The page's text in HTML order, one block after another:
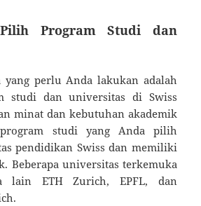
Program Studi dan
yang perlu Anda lakukan adalah
studi dan universitas di Swiss
minat dan kebutuhan akademik
studi yang Anda pilih
pendidikan Swiss dan memiliki
Beberapa universitas terkemuka
lain ETH Zurich, EPFL, dan